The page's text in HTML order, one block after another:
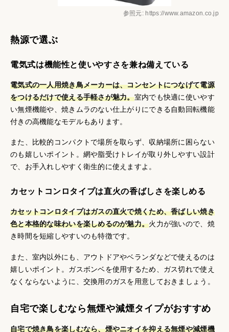
参照元: https://www.amazon.co.jp
熱源で選ぶ
電気式は機能性と使いやすさを兼ね備えている
電気式の一人用焼き鳥メーカーは、コンセントにつなげて電源
をつけるだけで使える手軽さが魅力。室内でも快適に使いやす
い無煙機能や、焼きムラのない仕上がりにできる自動回転機能
付きの高機能なモデルもあります。
また、比較的コンパクトで場所を取らず、収納場所に困らない
のも嬉しいポイント。網や脂受けトレイが取り外しやすい設計
で、お手入れしやすく衛生的に使えますよ。
カセットコンロタイプは直火の香ばしさを楽しめる
カセットコンロタイプはガスの直火で焼くため、香ばしい焼き
色と本格的な味わいを楽しめるのが魅力。火力が強いので、焼
き時間を短縮しやすいのも特徴です。
また、室内以外にも、アウトドアやベランダなどで使えるのは
嬉しいポイント。ガスボンベを使用するため、ガス切れで使え
なくならないように、交換用のガスを用意しておきましょう。
自宅で楽しむなら無煙や減煙タイプがおすすめ
自宅で焼き鳥を楽しむなら、煙やニオイを抑える無煙や減煙機